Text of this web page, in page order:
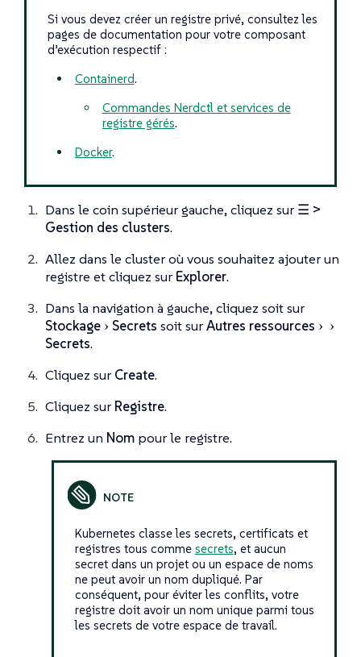
Si vous devez créer un registre privé, consultez les
pages de documentation pour votre composant
d’exécution respectif :
Containerd.
Commandes Nerdctl et services de
registre gérés.
Docker.
Dans le coin supérieur gauche, cliquez sur ☰ >
Gestion des clusters.
Allez dans le cluster où vous souhaitez ajouter un
registre et cliquez sur Explorer.
Dans la navigation à gauche, cliquez soit sur
Stockage
Secrets soit surAutres ressources
Secrets.
Cliquez sur Create.
Cliquez sur Registre.
Entrez un Nom pour le registre.
Kubernetes classe les secrets, certificats et
registres tous comme secrets, et aucun
secret dans un projet ou un espace de noms
ne peut avoir un nom dupliqué. Par
conséquent, pour éviter les conflits, votre
registre doit avoir un nom unique parmi tous
les secrets de votre espace de travail.